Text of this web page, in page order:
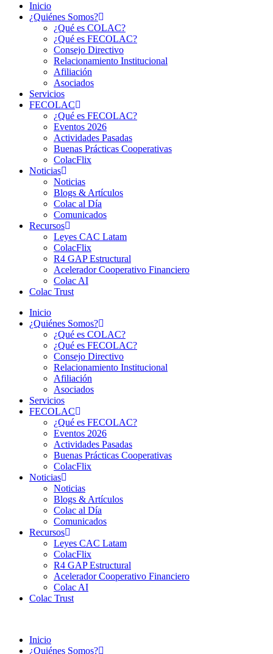
Inicio
¿Quiénes Somos?
¿Qué es COLAC?
¿Qué es FECOLAC?
Consejo Directivo
Relacionamiento Institucional
Afiliación
Asociados
Servicios
FECOLAC
¿Qué es FECOLAC?
Eventos 2026
Actividades Pasadas
Buenas Prácticas Cooperativas
ColacFlix
Noticias
Noticias
Blogs & Artículos
Colac al Día
Comunicados
Recursos
Leyes CAC Latam
ColacFlix
R4 GAP Estructural
Acelerador Cooperativo Financiero
Colac AI
Colac Trust
Inicio
¿Quiénes Somos?
¿Qué es COLAC?
¿Qué es FECOLAC?
Consejo Directivo
Relacionamiento Institucional
Afiliación
Asociados
Servicios
FECOLAC
¿Qué es FECOLAC?
Eventos 2026
Actividades Pasadas
Buenas Prácticas Cooperativas
ColacFlix
Noticias
Noticias
Blogs & Artículos
Colac al Día
Comunicados
Recursos
Leyes CAC Latam
ColacFlix
R4 GAP Estructural
Acelerador Cooperativo Financiero
Colac AI
Colac Trust
Inicio
¿Quiénes Somos?